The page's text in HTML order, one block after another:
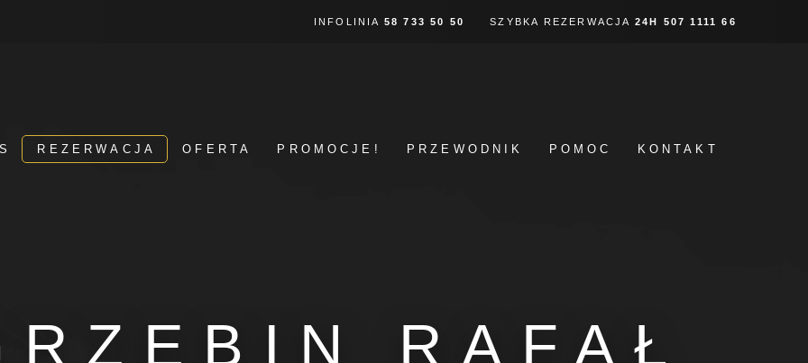
INFOLINIA 58 733 50 50 SZYBKA REZERWACJA 24H 507 1111 66
REZERWACJA OFERTA PROMOCJE! PRZEWODNIK POMOC KONTAKT
RAFAŁ